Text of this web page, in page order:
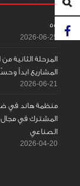
55
2026-06-25
المرحلة الثانية
المشاريع ابدأ
2026-06-21
منظمة هاند في
المشترك في
الصناعي
2026-04-20